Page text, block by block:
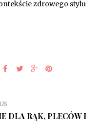
zdrowego stylu
DLA RĄK, PLECÓW I